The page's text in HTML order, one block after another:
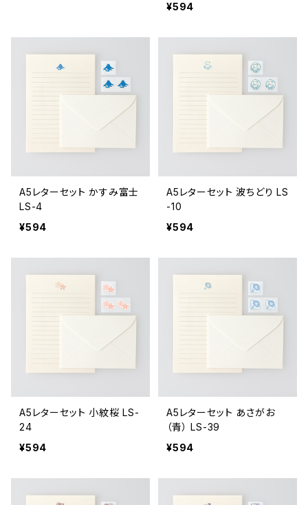
¥594
A5レターセット かすみ富士
LS-4
¥594
A5レターセット 波ちどり LS
-10
¥594
A5レターセット 小紋桜 LS-
24
¥594
A5レターセット あさがお
（青） LS-39
¥594